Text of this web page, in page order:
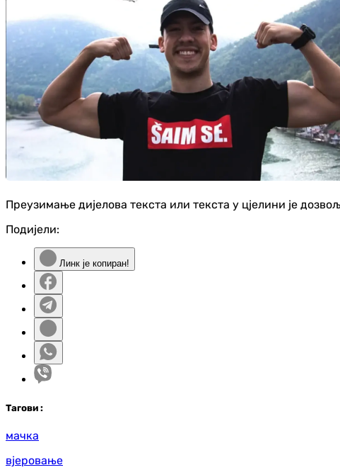
Преузимање дијелова текста или текста у цјелини је
Подијели:
Линк је копиран!
Тагови :
мачка
вјеровање